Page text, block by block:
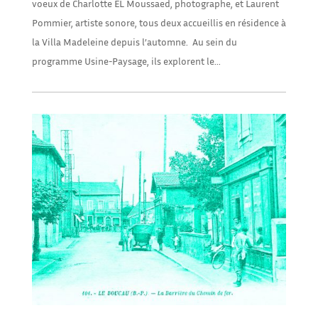
voeux de Charlotte EL Moussaed, photographe, et Laurent
Pommier, artiste sonore, tous deux accueillis en résidence à
la Villa Madeleine depuis l’automne. Au sein du
programme Usine-Paysage, ils explorent le...